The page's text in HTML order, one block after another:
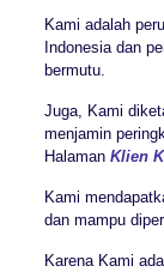
Kami adalah
Indonesia dan
bermutu.
Juga, Kami
menjamin
Halaman Klien
Kami
dan mampu
Karena Kami